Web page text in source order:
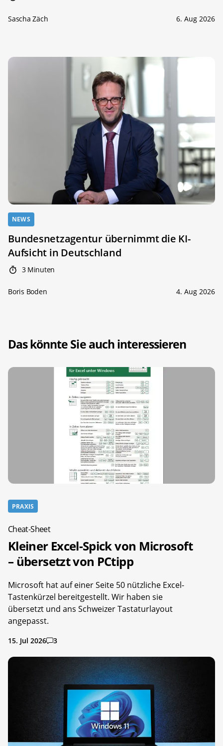
Sascha Zäch 6. Aug 2026
NEWS
Bundesnetzagentur übernimmt die KI-
Aufsicht in Deutschland
3 Minuten
Boris Boden 4. Aug 2026
Das könnte Sie auch interessieren
PRAXIS
Cheat-Sheet
Kleiner Excel-Spick von Microsoft
– übersetzt von PCtipp
Microsoft hat auf einer Seite 50 nützliche Excel-
Tastenkürzel bereitgestellt. Wir haben sie
übersetzt und ans Schweizer Tastaturlayout
angepasst.
15. Jul 2026 3